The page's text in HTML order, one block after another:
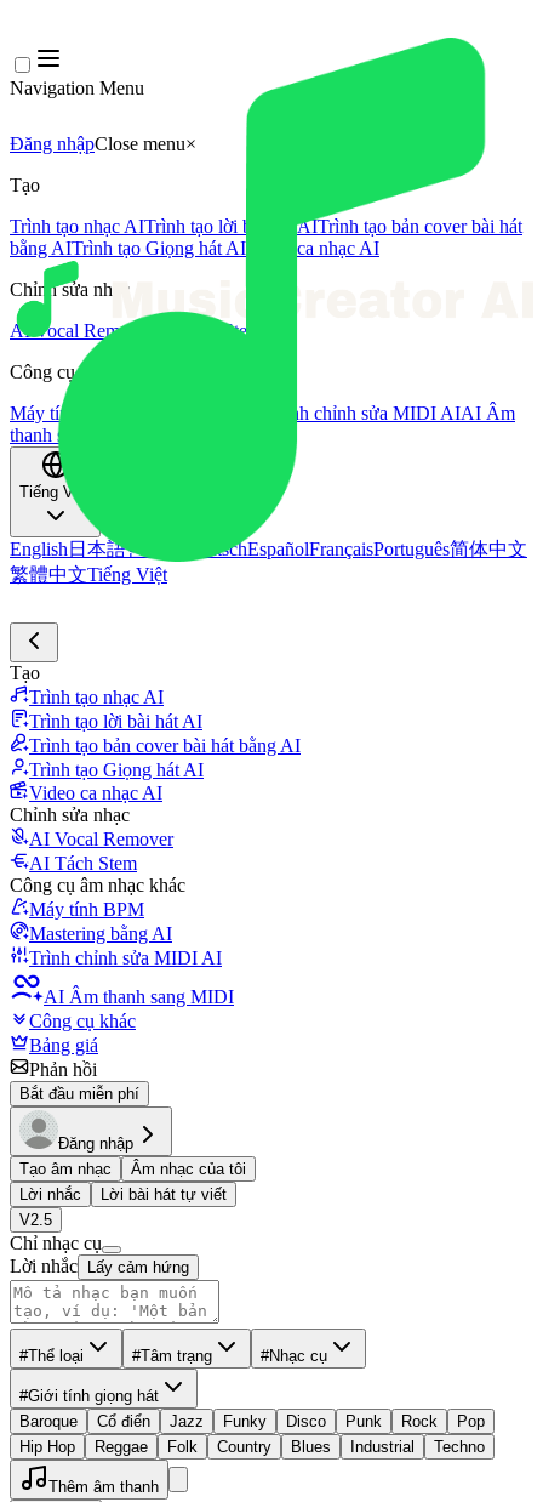
Navigation Menu
Đăng nhậpClose menu×
Tạo
Trình tạo nhạc AITrình tạo lời bài hát AITrình tạo bản cover bài hát
bằng AITrình tạo Giọng hát AI Video ca nhạc AI
Chỉnh sửa nhạc
AI Vocal Remover
AI Tách Stem
Công cụ âm nhạc khác
Máy tính BPM
Trình chỉnh sửa MIDI AIAI Âm
thanh sang MIDI
Tiếng Việt
English 日本語한국어 DeutschEspañolFrançaisPortuguês简体中文
繁體中文Tiếng Việt
Tạo
Trình tạo nhạc AI
Trình tạo lời bài hát AI
Trình tạo bản cover bài hát bằng AI
Trình tạo Giọng hát AI
Video ca nhạc AI
Chỉnh sửa nhạc
AI Vocal Remover
AI Tách Stem
Công cụ âm nhạc khác
Máy tính BPM
Mastering bằng AI
Trình chỉnh sửa MIDI AI
AI Âm thanh sang MIDI
Công cụ khác
Bảng giá
Phản hồi
Bắt đầu miễn phí
Đăng nhập
Tạo âm nhạc
Âm nhạc của tôi
Lời nhắc
Lời bài hát tự viết
V2.5
Chỉ nhạc cụ
Lời nhắc
Lấy cảm hứng
#Thể loại #Tâm trạng #Nhạc cụ
#Giới tính giọng hát
Baroque
Cổ điển Jazz Funky Disco Punk Rock
Pop
Hip Hop
Reggae Folk Country Blues Industrial Techno
Thêm âm thanh